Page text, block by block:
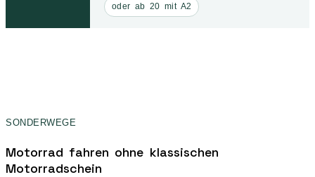
oder ab 20 mit A2
SONDERWEGE
Motorrad fahren ohne klassischen
Motorradschein